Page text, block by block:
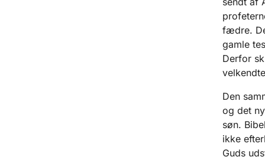
fædre.
gamle
Derfor
Den
og det
søn.
ikke
Guds